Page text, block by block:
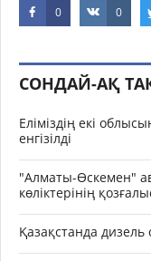
0 0
СОНДАЙ-АҚ
Еліміздің екі
енгізілді
"Алматы-Өскемен"
көліктерінің
Қазақстанда